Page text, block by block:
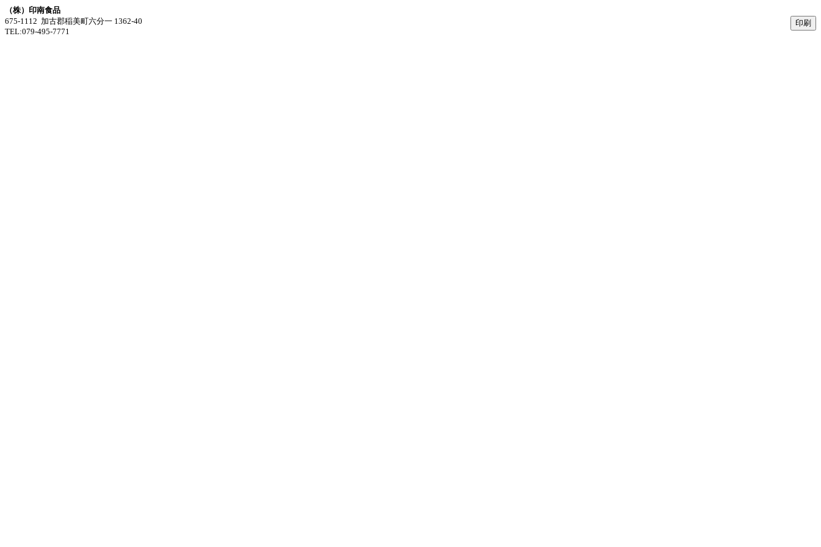
（株）印南食品
675-1112 加古郡稲美町六分一 1362-40
TEL:079-495-7771